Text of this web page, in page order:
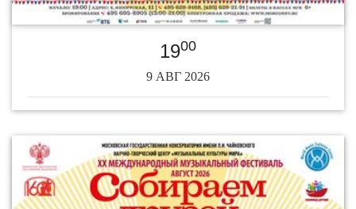
1900
9 АВГ 2026